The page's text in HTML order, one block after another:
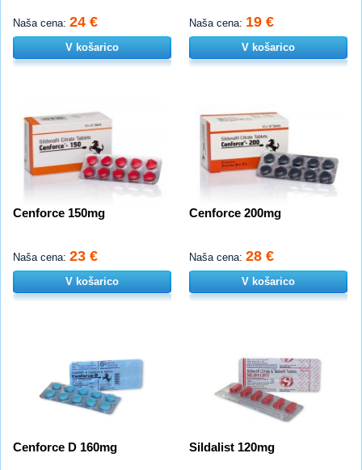
Naša cena: 24 €
V košarico
Naša cena: 19 €
V košarico
Cenforce 150mg
Naša cena: 23 €
V košarico
Cenforce 200mg
Naša cena: 28 €
V košarico
Cenforce D 160mg Sildalist 120mg